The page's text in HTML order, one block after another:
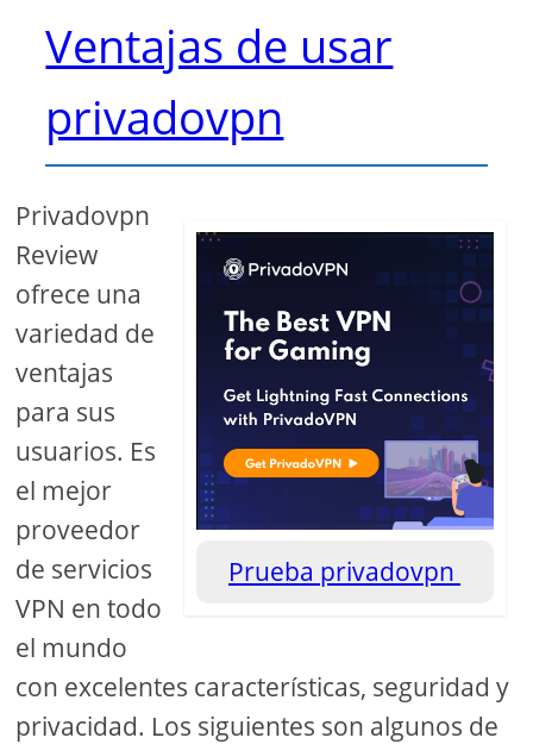
Ventajas de usar
privadovpn
Prueba privadovpn
Privadovpn
Review
ofrece una
variedad de
ventajas
para sus
usuarios. Es
el mejor
proveedor
de servicios
VPN en todo
el mundo
con excelentes características, seguridad y
privacidad. Los siguientes son algunos de